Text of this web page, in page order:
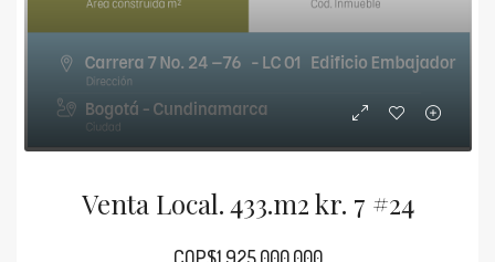
Venta Local. 433.m2 kr. 7 #24